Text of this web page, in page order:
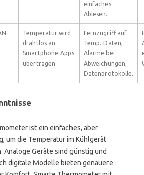
einfaches
Ablesen.
Temperatur wird
drahtlos an
Smartphone-Apps
übertragen.
Fernzugriff auf
Temp.-Daten,
Alarme bei
Abweichungen,
Datenprotokolle.
ist ein einfaches, aber
um die Temperatur im Kühlgerät
Geräte sind günstig und
digitale Modelle bieten genauere